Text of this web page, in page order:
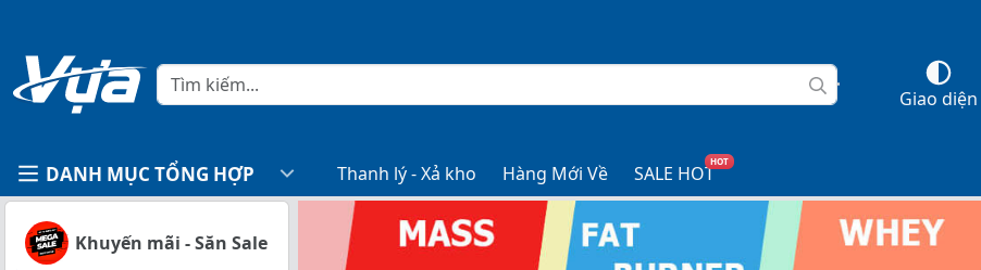
Giao diện
DANH MỤC TỔNG HỢP Thanh lý - Xả kho Hàng Mới Về SALE HOT
HOT
Khuyến mãi - Săn Sale